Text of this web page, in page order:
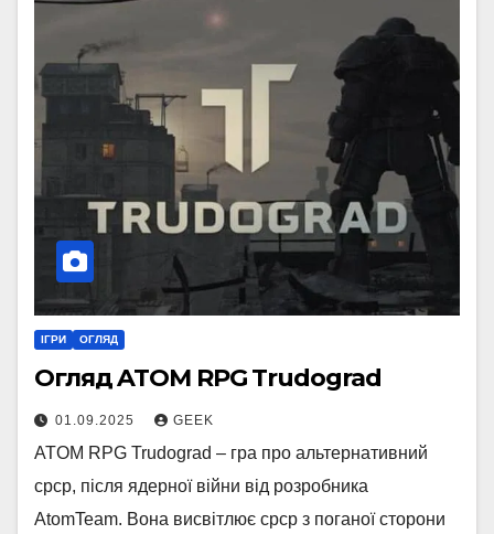
ІГРИ ОГЛЯД
Огляд ATOM RPG Trudograd
01.09.2025 GEEK
ATOM RPG Trudograd – гра про альтернативний
срср, після ядерної війни від розробника
AtomTeam. Вона висвітлює срср з поганої сторони